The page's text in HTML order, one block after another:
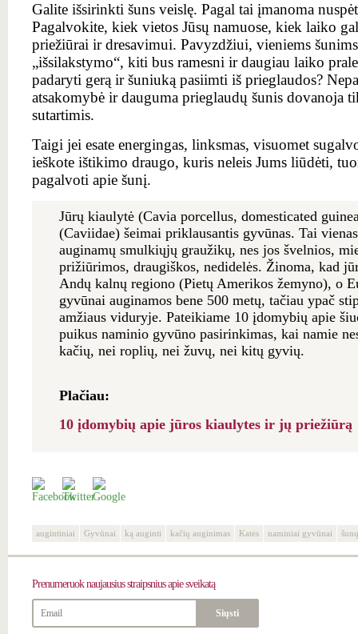
Galite išsirinkti šuns veislę. Pagal tai įmanoma
Pagalvokite, kiek vietos Jūsų namuose, kiek laiko
priežiūrai ir dresavimui. Pavyzdžiui, vieniems
„išsilakstymo“, kiti bus ramesni ir daugiau laiko
padaryti gerą ir šuniuką pasiimti iš prieglaudos?
atsakomybė ir dauguma prieglaudų šunis dovanoja
sutartimis.
Taigi jei esate energingas, linksmas, visuomet
ieškote ištikimo draugo, kuris neleis Jums liūdėti,
pagalvoti apie šunį.
Jūrų kiaulytė (Cavia porcellus, domesticated
(Caviidae) šeimai priklausantis gyvūnas. Tai
auginamų smulkiųjų graužikų, nes jos švelnios,
prižiūrimos, draugiškos, nedidelės. Žinoma, kad
Andų kalnų regiono (Pietų Amerikos žemyno), o
gyvūnai auginamos bene 500 metų, tačiau ypač
amžiaus viduryje. Pateikiame 10 įdomybių apie
puikus naminio gyvūno pasirinkimas, kai namie
kačių, nei roplių, nei žuvų, nei kitų gyvių.
Plačiau:
10 įdomybių apie jūros kiaulytes ir jų priežiūrą
augintiniai Gyvūnai ką auginti kačių auginimas Katės naminiai gyvūnai
Prenumeruoknaujausius straipsnius apie sveikatą